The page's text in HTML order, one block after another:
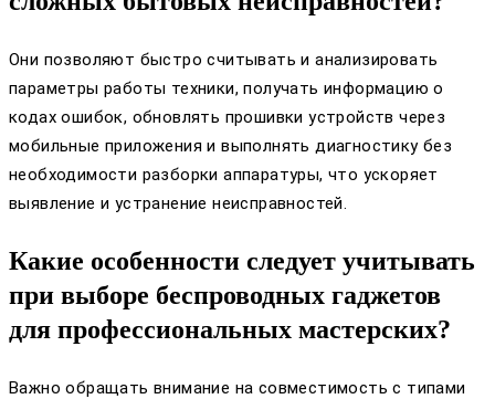
Они позволяют быстро считывать и анализировать
параметры работы техники, получать информацию о
кодах ошибок, обновлять прошивки устройств через
мобильные приложения и выполнять диагностику без
необходимости разборки аппаратуры, что ускоряет
выявление и устранение неисправностей.
Какие особенности следует учитывать
при выборе беспроводных гаджетов
для профессиональных мастерских?
Важно обращать внимание на совместимость с типами